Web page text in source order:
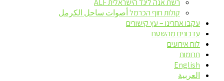
רשת אנה לינד הישראלית ALF
קולות חוף הכרמל أصوات ساحل الكرمل
עקבו אחרינו – עץ קישורים
עדכונים מהשטח
לוח אירועים
תרומות
English
العربية